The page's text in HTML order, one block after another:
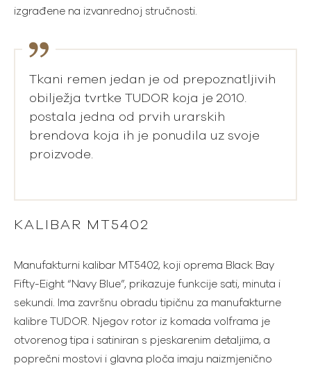
izgrađene na izvanrednoj stručnosti.
Tkani remen jedan je od prepoznatljivih
obilježja tvrtke TUDOR koja je 2010.
postala jedna od prvih urarskih
brendova koja ih je ponudila uz svoje
proizvode.
KALIBAR MT5402
Manufakturni kalibar MT5402, koji oprema Black Bay
Fifty-Eight “Navy Blue”, prikazuje funkcije sati, minuta i
sekundi. Ima završnu obradu tipičnu za manufakturne
kalibre TUDOR. Njegov rotor iz komada volframa je
otvorenog tipa i satiniran s pjeskarenim detaljima, a
poprečni mostovi i glavna ploča imaju naizmjenično